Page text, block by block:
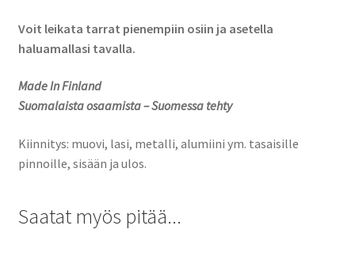
Voit leikata tarrat pienempiin osiin ja asetella
haluamallasi tavalla.
Made In Finland
Suomalaista osaamista – Suomessa tehty
Kiinnitys: muovi, lasi, metalli, alumiini ym. tasaisille
pinnoille, sisään ja ulos.
Saatat myös pitää...